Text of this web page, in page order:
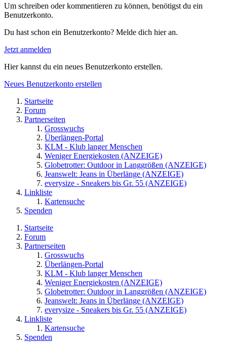
Um schreiben oder kommentieren zu können, benötigst du ein
Benutzerkonto.
Du hast schon ein Benutzerkonto? Melde dich hier an.
Jetzt anmelden
Hier kannst du ein neues Benutzerkonto erstellen.
Neues Benutzerkonto erstellen
Startseite
Forum
Partnerseiten
Grosswuchs
Überlängen-Portal
KLM - Klub langer Menschen
Weniger Energiekosten (ANZEIGE)
Globetrotter: Outdoor in Langgrößen (ANZEIGE)
Jeanswelt: Jeans in Überlänge (ANZEIGE)
everysize - Sneakers bis Gr. 55 (ANZEIGE)
Linkliste
Kartensuche
Spenden
Startseite
Forum
Partnerseiten
Grosswuchs
Überlängen-Portal
KLM - Klub langer Menschen
Weniger Energiekosten (ANZEIGE)
Globetrotter: Outdoor in Langgrößen (ANZEIGE)
Jeanswelt: Jeans in Überlänge (ANZEIGE)
everysize - Sneakers bis Gr. 55 (ANZEIGE)
Linkliste
Kartensuche
Spenden